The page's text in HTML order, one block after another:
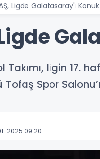
Ligde Galatasaray'ı
Takımı, ligin 17.
Tofaş Spor
2025 09:20